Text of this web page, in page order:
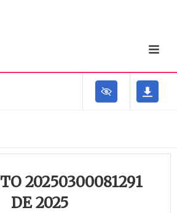
20250300081291
DE 2025